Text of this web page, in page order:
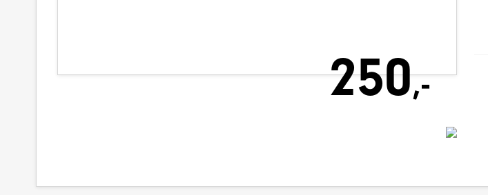
250,-